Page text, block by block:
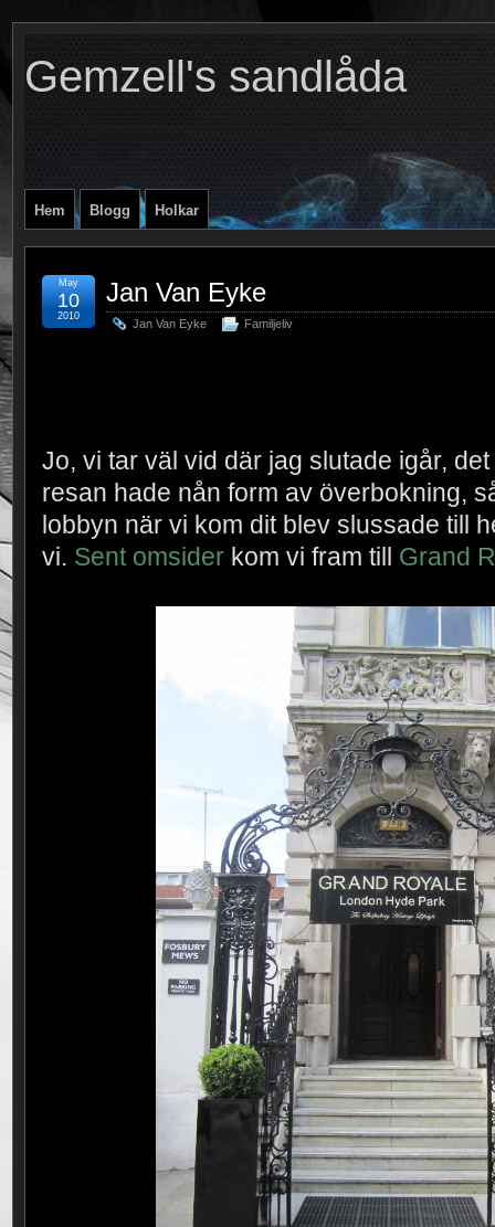
Gemzell's sandlåda
Hem Blogg Holkar
Jan Van Eyke
Jan Van Eyke Familjeliv
May
10
2010
Jo, vi tar väl vid där jag slutade igår,
resan hade nån form av överbokning,
lobbyn när vi kom dit blev slussade till
vi. Sent omsiderkom vi fram till Grand